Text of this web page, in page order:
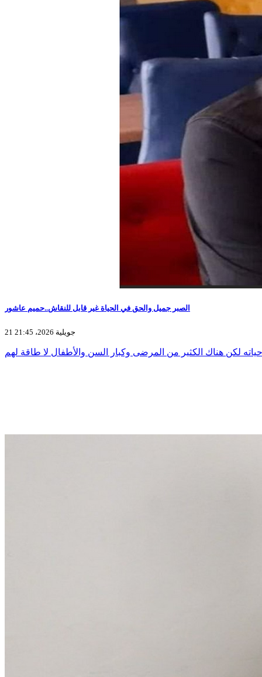
الصبر جميل والحق في الحياة غير قابل للنقاش..حميم عاشور
21 جويلية 2026، 21:45